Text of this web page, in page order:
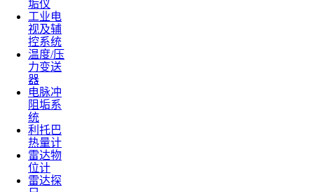
垢仪
工业电
视及辅
控系统
温度/压
力变送
器
电脉冲
阻垢系
统
利托巴
热量计
雷达物
位计
雷达探